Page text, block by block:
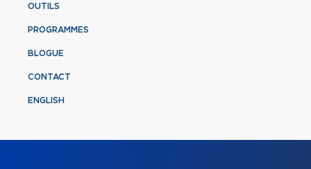
OUTILS
PROGRAMMES
BLOGUE
CONTACT
ENGLISH